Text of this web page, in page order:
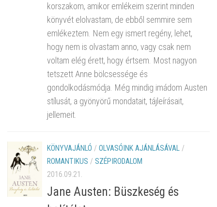
korszakom, amikor emlékeim szerint minden
könyvét elolvastam, de ebből semmire sem
emlékeztem. Nem egy ismert regény, lehet,
hogy nem is olvastam anno, vagy csak nem
voltam elég érett, hogy értsem. Most nagyon
tetszett Anne bölcsessége és
gondolkodásmódja. Még mindig imádom Austen
stílusát, a gyönyörű mondatait, tájleírásait,
jellemeit.
KÖNYVAJÁNLÓ / OLVASÓINK AJÁNLÁSÁVAL /
ROMANTIKUS / SZÉPIRODALOM
2016.09.21.
Jane Austen: Büszkeség és